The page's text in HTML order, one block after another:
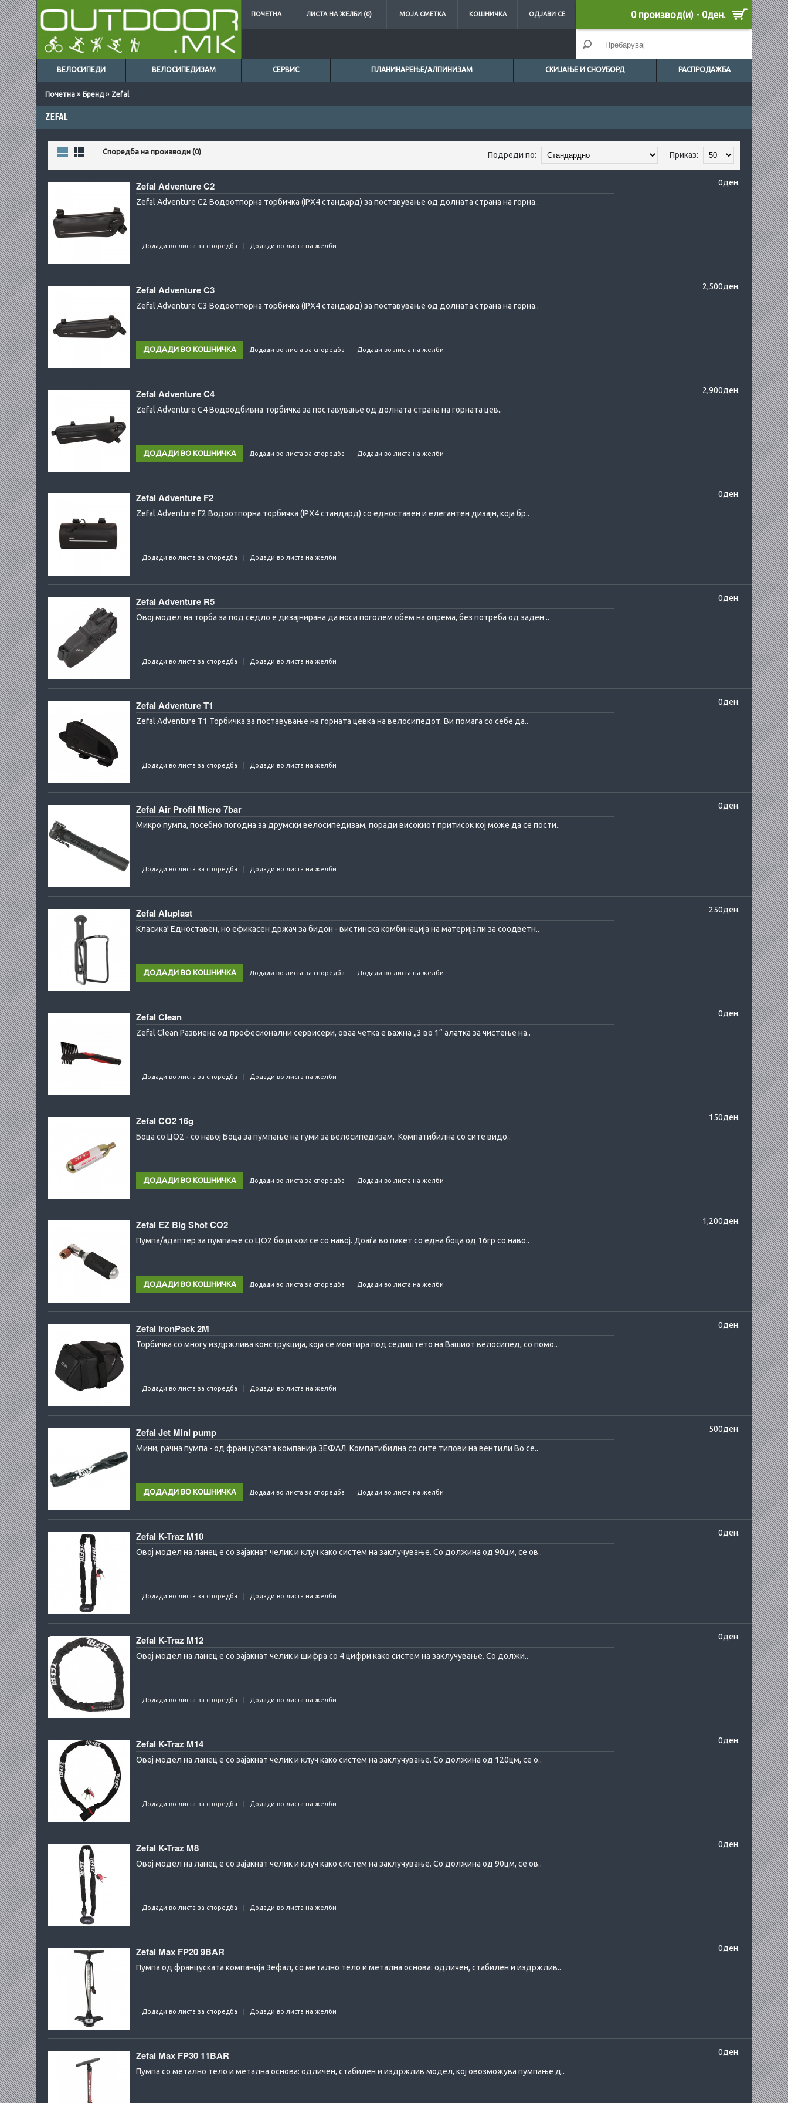
ПОЧЕТНА ЛИСТА НА ЖЕЛБИ (0) МОЈА СМЕТКА КОШНИЧКА ОДЈАВИ СЕ 0 производ(и) - 0ден.
ВЕЛОСИПЕДИ ВЕЛОСИПЕДИЗАМ СЕРВИС ПЛАНИНАРЕЊЕ/АЛПИНИЗАМ СКИЈАЊЕ И СНОУБОРД РАСПРОДАЖБА
Почетна » Бренд» Zefal
ZEFAL
ЛистаТабела Приказ:
Подреди по:
Споредба на производи (0)
Додади во листа на желби
Додади во листа за споредба
0ден.
Zefal Adventure C2
Zefal Adventure C2 Водоотпорна торбичка (IPX4 стандард) за поставување од долната страна на горна..
Додади во листа на желби
Додади во листа за споредба
2,500ден.
Zefal Adventure C3
Zefal Adventure C3 Водоотпорна торбичка (IPX4 стандард) за поставување од долната страна на горна..
Додади во листа на желби
Додади во листа за споредба
2,900ден.
Zefal Adventure C4
Zefal Adventure C4 Водоодбивна торбичка за поставување од долната страна на горната цев..
Додади во листа на желби
Додади во листа за споредба
0ден.
Zefal Adventure F2
Zefal Adventure F2 Водоотпорна торбичка (IPX4 стандард) со едноставен и елегантен дизајн, која бр..
Додади во листа на желби
Додади во листа за споредба
0ден.
Zefal Adventure R5
Овој модел на торба за под седло е дизајнирана да носи поголем обем на опрема, без потреба од заден ..
Додади во листа на желби
Додади во листа за споредба
0ден.
Zefal Adventure T1
Zefal Adventure T1 Торбичка за поставување на горната цевка на велосипедот. Ви помага со себе да..
Додади во листа на желби
Додади во листа за споредба
0ден.
Zefal Air Profil Micro 7bar
Микро пумпа, посебно погодна за друмски велосипедизам, поради високиот притисок кој може да се пости..
Додади во листа на желби
Додади во листа за споредба
250ден.
Zefal Aluplast
Класика! Едноставен, но ефикасен држач за бидон - вистинска комбинација на материјали за соодветн..
Додади во листа на желби
Додади во листа за споредба
0ден.
Zefal Clean
Zefal Clean Развиена од професионални сервисери, оваа четка е важна „3 во 1“ алатка за чистење на..
Додади во листа на желби
Додади во листа за споредба
150ден.
Zefal CO2 16g
Боца со ЦО2 - со навој Боца за пумпање на гуми за велосипедизам. Компатибилна со сите видо..
Додади во листа на желби
Додади во листа за споредба
1,200ден.
Zefal EZ Big Shot CO2
Пумпа/адаптер за пумпање со ЦО2 боци кои се со навој. Доаѓа во пакет со една боца од 16гр со наво..
Додади во листа на желби
Додади во листа за споредба
0ден.
Zefal IronPack 2M
Торбичка со многу издржлива конструкција, која се монтира под седиштето на Вашиот велосипед, со помо..
Додади во листа на желби
Додади во листа за споредба
500ден.
Zefal Jet Mini pump
Мини, рачна пумпа - од француската компанија ЗЕФАЛ. Компатибилна со сите типови на вентили Во се..
Додади во листа на желби
Додади во листа за споредба
0ден.
Zefal K-Traz M10
Овој модел на ланец е со зајакнат челик и клуч како систем на заклучување. Со должина од 90цм, се ов..
Додади во листа на желби
Додади во листа за споредба
0ден.
Zefal K-Traz M12
Овој модел на ланец е со зајакнат челик и шифра со 4 цифри како систем на заклучување. Со должи..
Додади во листа на желби
Додади во листа за споредба
0ден.
Zefal K-Traz M14
Овој модел на ланец е со зајакнат челик и клуч како систем на заклучување. Со должина од 120цм, се о..
Додади во листа на желби
Додади во листа за споредба
0ден.
Zefal K-Traz M8
Овој модел на ланец е со зајакнат челик и клуч како систем на заклучување. Со должина од 90цм, се ов..
Додади во листа на желби
Додади во листа за споредба
0ден.
Zefal Max FP20 9BAR
Пумпа од француската компанија Зефал, со метално тело и метална основа: одличен, стабилен и издржлив..
0ден.
Zefal Max FP30 11BAR
Пумпа со метално тело и метална основа: одличен, стабилен и издржлив модел, кој овозможува пумпање д..